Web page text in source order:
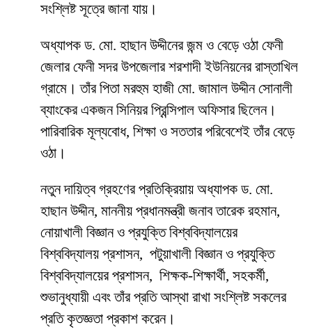
সংশ্লিষ্ট সূত্রে জানা যায়।
অধ্যাপক ড. মো. হাছান উদ্দীনের জন্ম ও বেড়ে ওঠা ফেনী
জেলার ফেনী সদর উপজেলার শরশাদী ইউনিয়নের রাস্তাখিল
গ্রামে। তাঁর পিতা মরহুম হাজী মো. জামাল উদ্দীন সোনালী
ব্যাংকের একজন সিনিয়র প্রিন্সিপাল অফিসার ছিলেন।
পারিবারিক মূল্যবোধ, শিক্ষা ও সততার পরিবেশেই তাঁর বেড়ে
ওঠা।
নতুন দায়িত্ব গ্রহণের প্রতিক্রিয়ায় অধ্যাপক ড. মো.
হাছান উদ্দীন, মাননীয় প্রধানমন্ত্রী জনাব তারেক রহমান,
নোয়াখালী বিজ্ঞান ও প্রযুক্তি বিশ্ববিদ্যালয়ের
বিশ্ববিদ্যালয় প্রশাসন, পটুয়াখালী বিজ্ঞান ও প্রযুক্তি
বিশ্ববিদ্যালয়ের প্রশাসন, শিক্ষক-শিক্ষার্থী, সহকর্মী,
শুভানুধ্যায়ী এবং তাঁর প্রতি আস্থা রাখা সংশ্লিষ্ট সকলের
প্রতি কৃতজ্ঞতা প্রকাশ করেন।